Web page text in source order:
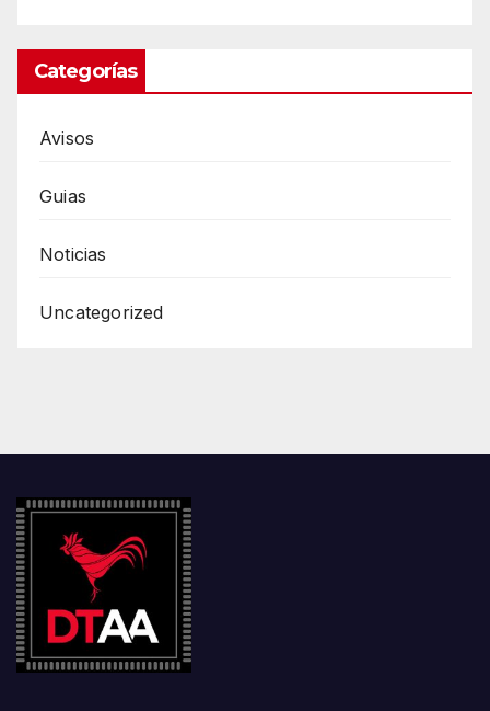
Categorías
Avisos
Guias
Noticias
Uncategorized